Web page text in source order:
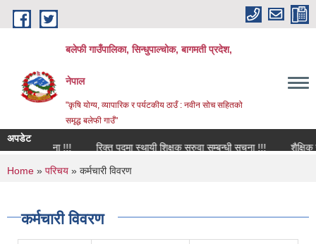
Skip to main content
बलेफी गाउँपालिका, सिन्धुपाल्चोक, बागमती प्रदेश,
नेपाल
"कृषि योग्य, व्यापारिक र पर्यटकीय ठाउँ : नवीन सोच सहितको
समृद्ध बलेफी गाउँ"
अपडेट
रिक्त पदमा स्थायी शिक्षक सरुवा सम्बन्धी सूचना !!! शैक्षिक
You are here
Home » परिचय » कर्मचारी विवरण
कर्मचारी विवरण